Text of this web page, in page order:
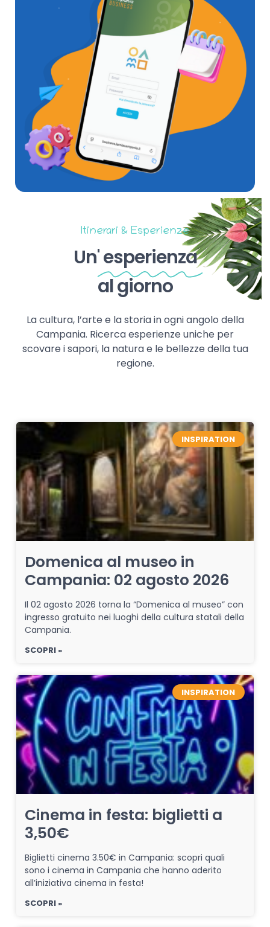
Itinerari & Esperienze
Un'esperienza
al giorno
La cultura, l’arte e la storia in ogni angolo della
Campania. Ricerca esperienze uniche per
scovare i sapori, la natura e le bellezze della tua
regione.
INSPIRATION
Domenica al museo in
Campania: 02 agosto 2026
Il 02 agosto 2026 torna la “Domenica al museo” con
ingresso gratuito nei luoghi della cultura statali della
Campania.
SCOPRI »
INSPIRATION
Cinema in festa: biglietti a
3,50€
Biglietti cinema 3.50€ in Campania: scopri quali
sono i cinema in Campania che hanno aderito
all’iniziativa cinema in festa!
SCOPRI »